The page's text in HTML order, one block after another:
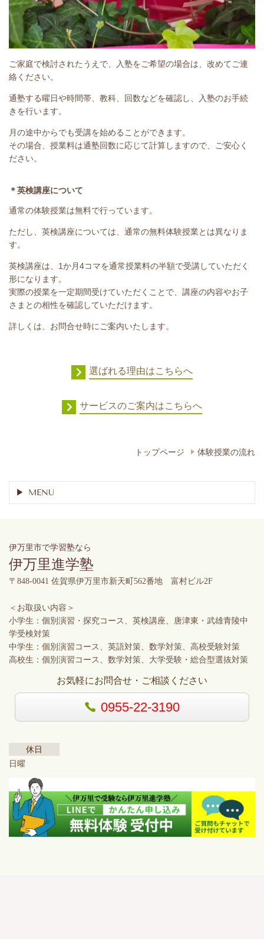
ご家庭で検討されたうえで、入塾をご希望の場合は、改めてご連
絡ください。
通塾する曜日や時間帯、教科、回数などを確認し、入塾のお手続
きを行います。
月の途中からでも受講を始めることができます。
その場合、授業料は通塾回数に応じて計算しますので、ご安心く
ださい。
＊英検講座について
通常の体験授業は無料で行っています。
ただし、英検講座については、通常の無料体験授業とは異なりま
す。
英検講座は、1か月4コマを通常授業料の半額で受講していただく
形になります。
実際の授業を一定期間受けていただくことで、講座の内容やお子
さまとの相性を確認していただけます。
詳しくは、お問合せ時にご案内いたします。
選ばれる理由はこちらへ
サービスのご案内はこちらへ
トップページ 体験授業の流れ
MENU
伊万里市で学習塾なら
伊万里進学塾
〒848-0041 佐賀県伊万里市新天町562番地 富村ビル2F
＜お取扱い内容＞
小学生：個別演習・探究コース、英検講座、唐津東・武雄青陵中
学受検対策
中学生：個別演習コース、英語対策、数学対策、高校受験対策
高校生：個別演習コース、数学対策、大学受験・総合型選抜対策
お気軽にお問合せ・ご相談ください
0955-22-3190
休日
日曜